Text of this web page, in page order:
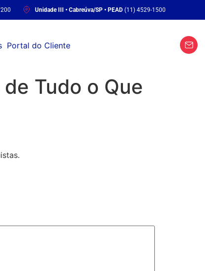
Unidade III • Cabreúva/SP • PEAD(11) 4529-1500
Portal do Cliente
Tudo o Que